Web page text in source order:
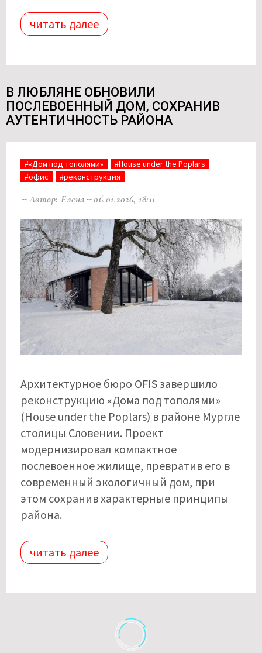
читать далее
В ЛЮБЛЯНЕ ОБНОВИЛИ
ПОСЛЕВОЕННЫЙ ДОМ, СОХРАНИВ
АУТЕНТИЧНОСТЬ РАЙОНА
#«Дом под тополями»
#House under the Poplars
#офис
#реконструкция
Автор: Елена 06.01.2026, 18:11
Архитектурное бюро OFIS завершило
реконструкцию «Дома под тополями»
(House under the Poplars) в районе Мургле
столицы Словении. Проект
модернизировал компактное
послевоенное жилище, превратив его в
современный экологичный дом, при
этом сохранив характерные принципы
района.
читать далее